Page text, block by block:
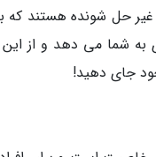
غیر حل شونده هستند
شما می دهد و از
جای دهید!